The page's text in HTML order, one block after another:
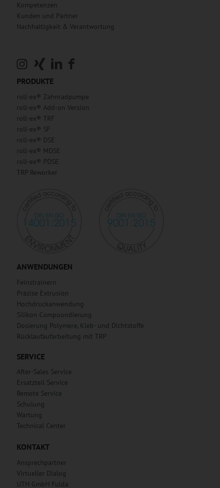
Kompetenzen
Kunden und Partner
Nachhaltigkeit & Verantwortung
PRODUKTE
roll-ex® Zahnradpumpe
roll-ex® Add-on Version
roll-ex® TRF
roll-ex® SF
roll-ex® DSE
roll-ex® MDSE
roll-ex® PDSE
TRP Reworker
ANWENDUNGEN
Feinstrainern
Präzise Extrusion
Hochdruckanwendung
Silikon Compoundierung
Dosierung Polymere, Kleb- und Dichtstoffe
Rücklaufaufarbeitung mit TRP
SERVICE
After-Sales Service
Ersatzteil Service
Remote Service
Schulung
Wartung
Technical Center
KONTAKT
Ansprechpartner
Virtueller Dialog
UTH GmbH Fulda